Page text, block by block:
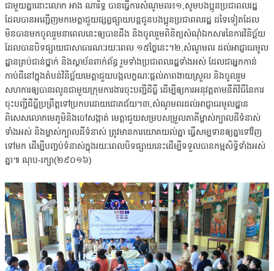
ជាមួយគ្នានោះលោក អាង ណារិទ្ធ បានធ្វើការសំណូមពរ៖១,សូមបងប្អូនប្រជាពលរដ្ឋ
ដែលបានអញ្ជើញមកមេត្តាជួយផ្សព្វផ្សាយបន្តជូនបងប្អូនប្រជាពលរដ្ឋ ដទៃទៀតដែល
មិនបានមកចូលរួមនាពេលនេះឲ្យបានដឹង និងចូលរួមពិនិត្យសំណុំឯកសារនៃការវិនិច្ឆ័យ
ដែលបានបិទផ្សាយជាសាធារណៈរយៈពេល ១៥ថ្ងៃនេះ។២,សំណូមពរ ដល់អាជ្ញាធរមូល
ដ្ឋានគ្រប់ជាន់ថ្នាក់ និងស្ថាប័នពាក់ព័ន្ធ រួមទាំងប្រជាពលរដ្ឋទាំងអស់ ដែលជាអ្នកកាន់
កាប់ដីនៅក្នុងតំបន់វិនិច្ឆ័យមេត្តាជួយបង្កលក្ខណៈផ្ដល់ភាពងាយស្រួល និងចូលរួម
សហការឲ្យបានរលូនជាមួយក្រុមការងារចុះបញ្ជីដីធ្លី ដើម្បីឲ្យការអនុវត្តតាមនីតិវិធីនៃការ
ចុះបញ្ជីដីធ្លីប្រព្រឹត្តទៅប្រកបដោយជោគជ័យ។៣,សំណូមពរដល់អាជ្ញាធរមូលដ្ឋាន
ពិសេសលោកមេភូមិនិងចៅសង្កាត់ មេត្តាជួយសម្របសម្រួលភាគីម្ចាស់ក្បាលដីទំនាស់
ទាំងអស់ និងម្ចាស់ក្បាលដីទំនាស់ ត្រូវមានការយោគយល់គ្នា ធ្វើសម្បទានឲ្យគ្នាទៅវិញ
ទៅមក ដើម្បីបញ្ចប់ទំនាស់ក្នុងរយៈពេលបិទផ្សាយនេះដើម្បីទទួលបានកម្មសិទ្ធិទាំងអស់
គ្នា៕ ណុប-រក្សា(២៩០១៦)